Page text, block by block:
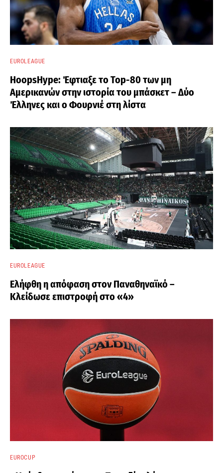
EUROLEAGUE
HoopsHype: Έφτιαξε το Top-80 των μη
Αμερικανών στην ιστορία του μπάσκετ – Δύο
Έλληνες και ο Φουρνιέ στη λίστα
EUROLEAGUE
Ελήφθη η απόφαση στον Παναθηναϊκό –
Κλείδωσε επιστροφή στο «4»
EUROCUP